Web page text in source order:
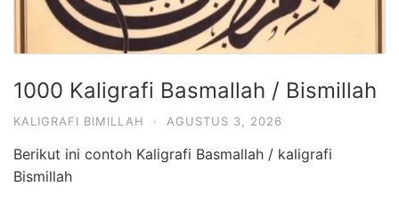
1000 Kaligrafi Basmallah / Bismillah
KALIGRAFI BIMILLAH · AGUSTUS 3, 2026
Berikut ini contoh Kaligrafi Basmallah / kaligrafi
Bismillah